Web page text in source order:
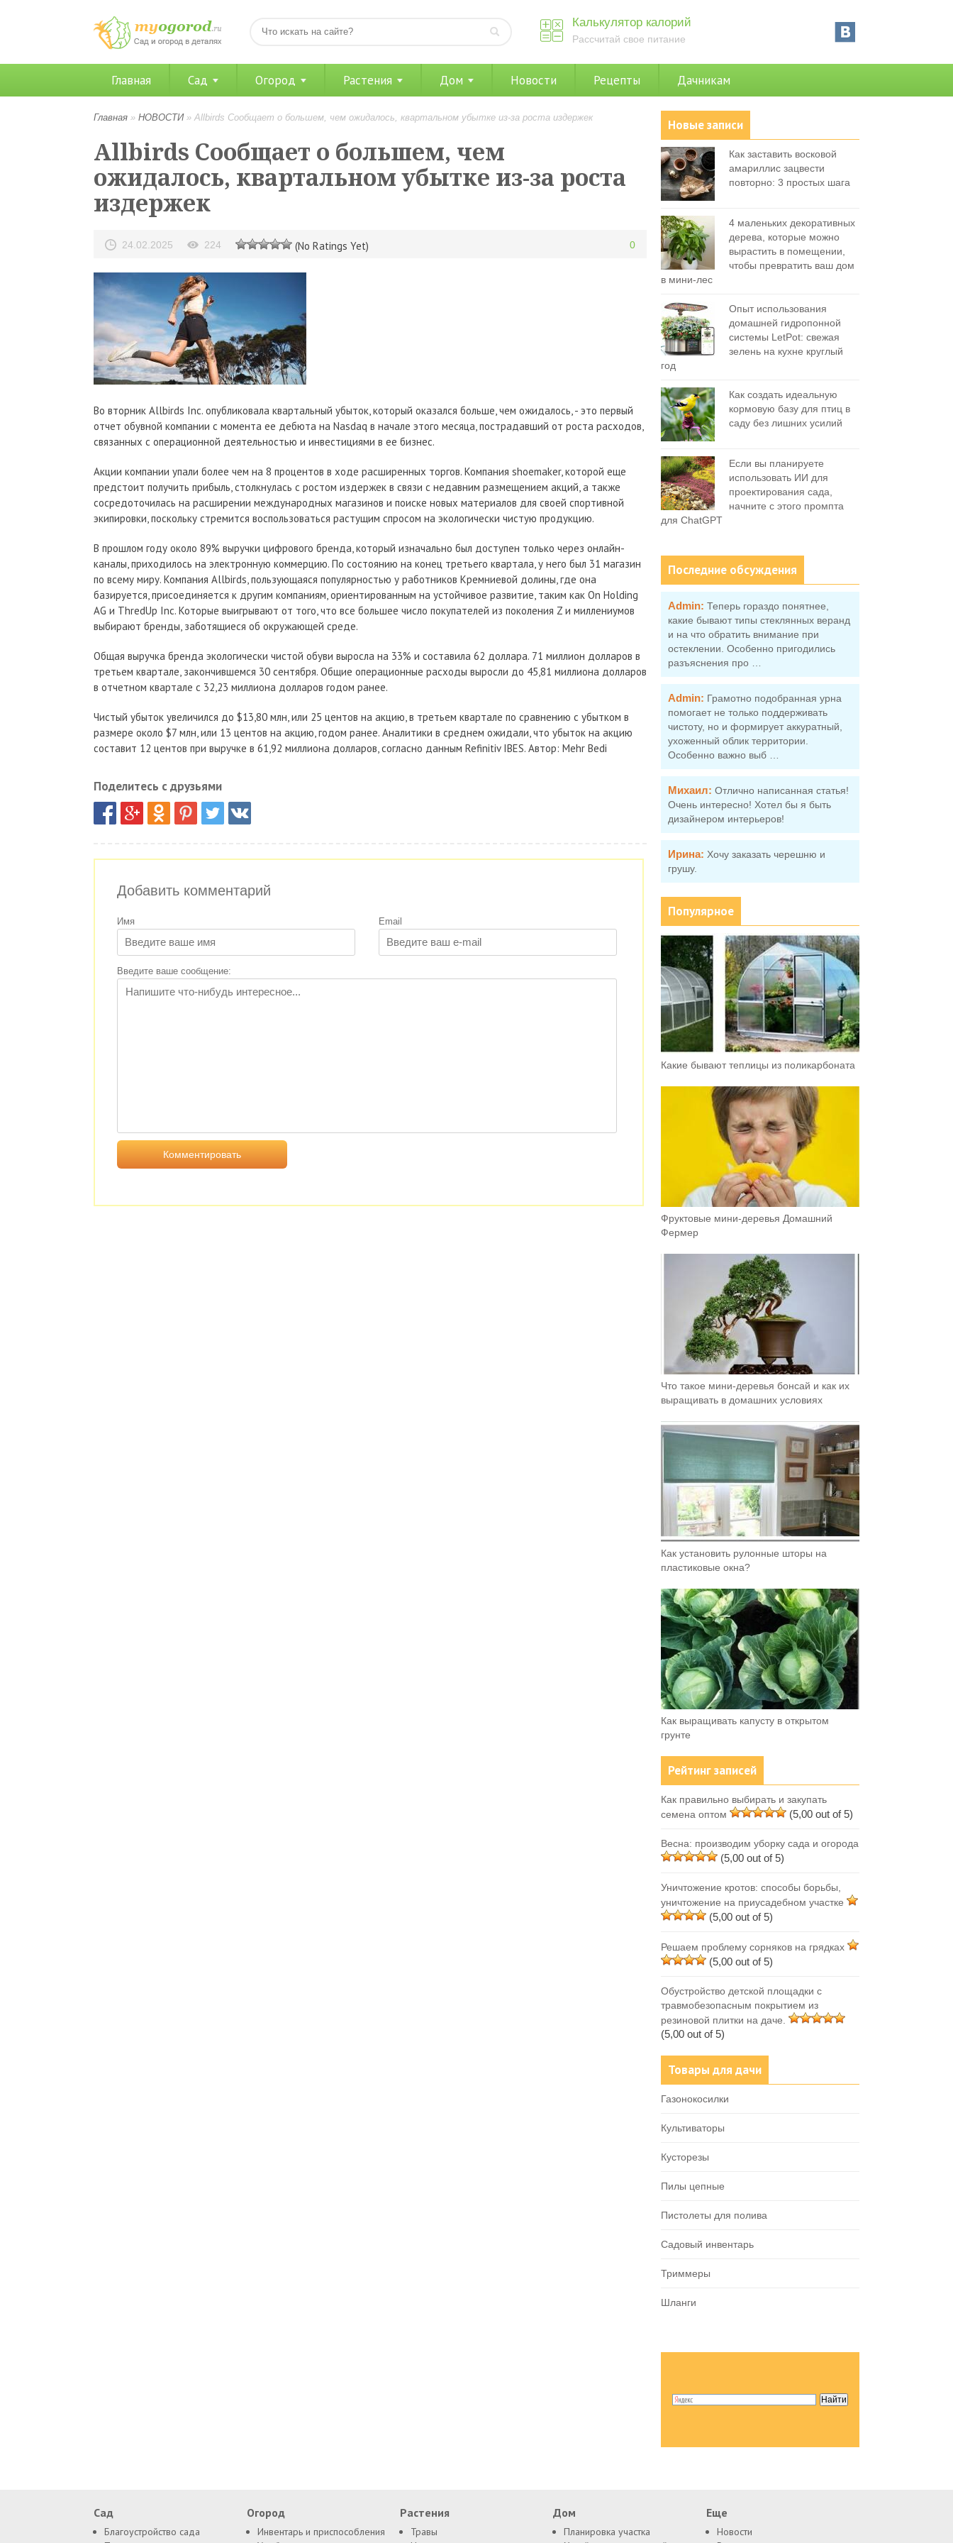
Калькулятор калорий
Рассчитай свое питание
Главная Сад Огород Растения Дом Новости Рецепты Дачникам
Главная » НОВОСТИ» Allbirds Сообщает о большем, чем ожидалось, квартальном убытке из-за роста издержек
Allbirds Сообщает о большем, чем
ожидалось, квартальном убытке из-за роста
издержек
24.02.2025 224 (No Ratings Yet) 0
Во вторник Allbirds Inc. опубликовала квартальный убыток, который оказался больше, чем ожидалось, - это первый
отчет обувной компании с момента ее дебюта на Nasdaq в начале этого месяца, пострадавший от роста расходов,
связанных с операционной деятельностью и инвестициями в ее бизнес.
Акции компании упали более чем на 8 процентов в ходе расширенных торгов. Компания shoemaker, которой еще
предстоит получить прибыль, столкнулась с ростом издержек в связи с недавним размещением акций, а также
сосредоточилась на расширении международных магазинов и поиске новых материалов для своей спортивной
экипировки, поскольку стремится воспользоваться растущим спросом на экологически чистую продукцию.
В прошлом году около 89% выручки цифрового бренда, который изначально был доступен только через онлайн-
каналы, приходилось на электронную коммерцию. По состоянию на конец третьего квартала, у него был 31 магазин
по всему миру. Компания Allbirds, пользующаяся популярностью у работников Кремниевой долины, где она
базируется, присоединяется к другим компаниям, ориентированным на устойчивое развитие, таким как On Holding
AG и ThredUp Inc. Которые выигрывают от того, что все большее число покупателей из поколения Z и миллениумов
выбирают бренды, заботящиеся об окружающей среде.
Общая выручка бренда экологически чистой обуви выросла на 33% и составила 62 доллара. 71 миллион долларов в
третьем квартале, закончившемся 30 сентября. Общие операционные расходы выросли до 45,81 миллиона долларов
в отчетном квартале с 32,23 миллиона долларов годом ранее.
Чистый убыток увеличился до $13,80 млн, или 25 центов на акцию, в третьем квартале по сравнению с убытком в
размере около $7 млн, или 13 центов на акцию, годом ранее. Аналитики в среднем ожидали, что убыток на акцию
составит 12 центов при выручке в 61,92 миллиона долларов, согласно данным Refinitiv IBES. Автор: Mehr Bedi
Поделитесь с друзьями
Добавить комментарий
Имя Email
Введите ваше сообщение:
Новые записи
Как заставить восковой
амариллис зацвести
повторно: 3 простых шага
4 маленьких декоративных
дерева, которые можно
вырастить в помещении,
чтобы превратить ваш дом
в мини-лес
Опыт использования
домашней гидропонной
системы LetPot: свежая
зелень на кухне круглый
год
Как создать идеальную
кормовую базу для птиц в
саду без лишних усилий
Если вы планируете
использовать ИИ для
проектирования сада,
начните с этого промпта
для ChatGPT
Последние обсуждения
Admin: Теперь гораздо понятнее,
какие бывают типы стеклянных веранд
и на что обратить внимание при
остеклении. Особенно пригодились
разъяснения про …
Admin: Грамотно подобранная урна
помогает не только поддерживать
чистоту, но и формирует аккуратный,
ухоженный облик территории.
Особенно важно выб …
Михаил: Отлично написанная статья!
Очень интересно! Хотел бы я быть
дизайнером интерьеров!
Ирина: Хочу заказать черешню и
грушу.
Популярное
Какие бывают теплицы из поликарбоната
Фруктовыe мини-деревья Домашний
Фермер
Что такое мини-деревья бонсай и как их
выращивать в домашних условиях
Как установить рулонные шторы на
пластиковые окна?
Как выращивать капусту в открытом
грунте
Рейтинг записей
Как правильно выбирать и закупать
семена оптом
(5,00 out of 5)
Весна: производим уборку сада и огорода
(5,00 out of 5)
Уничтожение кротов: способы борьбы,
уничтожение на приусадебном участке
(5,00 out of 5)
Решаем проблему сорняков на грядках
(5,00 out of 5)
Обустройство детской площадки с
травмобезопасным покрытием из
резиновой плитки на даче.
(5,00 out of 5)
Товары для дачи
Газонокосилки
Культиваторы
Кусторезы
Пилы цепные
Пистолеты для полива
Садовый инвентарь
Триммеры
Шланги
Сад
Благоустройство сада
Огород
Инвентарь и приспособления
Растения
Травы
Дом
Планировка участка
Еще
Новости